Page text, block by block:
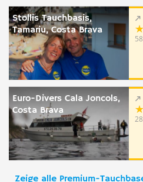
Stollis Tauchbasis,
Tamariu, Costa Brava
Euro-Divers Cala Joncols,
Costa Brava
Zeige alle Premium-